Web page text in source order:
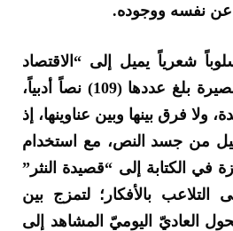
عن نفسه ووجوده.
شعرياً يميل إلى “الاقتصاد
اللغوي” في قصائد قصيرة بلغ عددها (109) نصاً أدبياً،
ولا فرق بينها وبين عناوينها، إذ
من جسد النص، مع استخدام
في الكتابة إلى “قصيدة النثر”
التلاعب بالأفكار؛ لتمزج بين
العاديّ اليوميّ المشاهد إلى